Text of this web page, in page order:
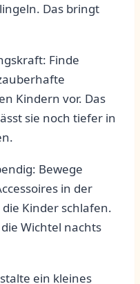
Das ‍bringt
Finde⁢
Kindern vor. Das
sie noch ⁤tiefer in
Bewege
in der
Kinder schlafen.
Wichtel nachts
ein kleines